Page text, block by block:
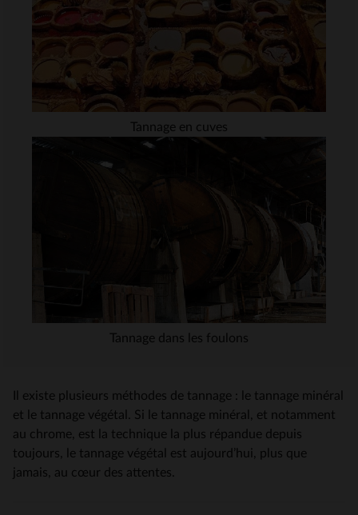
Tannage en cuves
Tannage dans les foulons
Il existe plusieurs méthodes de tannage : le tannage minéral
et le tannage végétal. Si le tannage minéral, et notamment
au chrome, est la technique la plus répandue depuis
toujours, le tannage végétal est aujourd’hui, plus que
jamais, au cœur des attentes.